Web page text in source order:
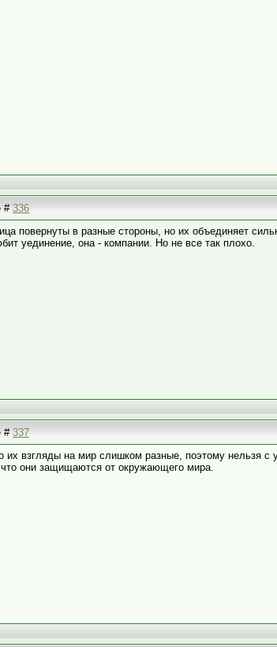
#336
повернуты в разные стороны, но их объединяет
уединение, она - компании. Но не все так плохо.
#337
взгляды на мир слишком разные, поэтому нельзя
что они защищаются от окружающего мира.